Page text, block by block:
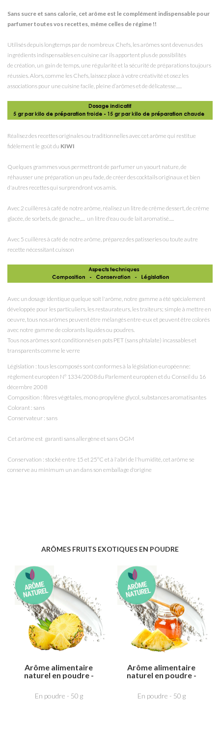
Sans sucre et sans calorie, cet arôme est le complément indispensable pour
parfumer toutes vos recettes, même celles de régime !!
Utilisés depuis longtemps par de nombreux Chefs, les arômes sont devenus des
ingrédients indispensables en cuisine car ils apportent plus de possibilités
de création, un gain de temps, une régularité et la sécurité de préparations toujours
réussies. Alors, comme les Chefs, laissez place à votre créativité et osez les
associations pour une cuisine facile, pleine d’arômes et de délicatesse......
Réalisez des recettes originales ou traditionnelles avec cet arôme qui restitue
fidèlement le goût du KIWI
Quelques grammes vous permettront de parfumer un yaourt nature, de
réhausser une préparation un peu fade, de créer des cocktails originaux et bien
d'autres recettes qui surprendront vos amis.
Avec 2 cuillères à café de notre arôme, réalisez un litre de crême dessert, de crême
glacée, de sorbets, de ganache,.... un litre d'eau ou de lait aromatisé.....
Avec 5 cuillères à café de notre arôme, préparez des patisseries ou toute autre
recette nécessitant cuisson
Avec un dosage identique quelque soit l'arôme, notre gamme a été spécialement
développée pour les particuliers, les restaurateurs, les traiteurs; simple à mettre en
oeuvre, tous nos arômes peuvent être mélangés entre-eux et peuvent être colorés
avec notre gamme de colorants liquides ou poudres.
Tous nos arômes sont conditionnés en pots PET (sans phtalate) incassables et
transparents comme le verre
Législation : tous les composés sont conformes à la législation européenne:
règlement européen N° 1334/2008 du Parlement européen et du Conseil du 16
décembre 2008
Composition : fibres végétales, mono propylène glycol , substances aromatisantes
Colorant : sans
Conservateur : sans
Cet arôme est garanti sans allergène et sans OGM
Conservation : stocké entre 15 et 25°C et à l'abri de l'humidité, cet arôme se
conserve au minimum un an dans son emballage d'origine
ARÔMES FRUITS EXOTIQUES EN POUDRE
Arôme alimentaire
naturel en poudre -
En poudre - 50 g
Arôme alimentaire
naturel en poudre -
En poudre - 50 g